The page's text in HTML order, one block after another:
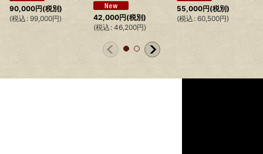
90,000円(税別)
(税込 : 99,000円) 42,000円(税別)
(税込 : 46,200円)
55,000円(税別)
(税込 : 60,500円)